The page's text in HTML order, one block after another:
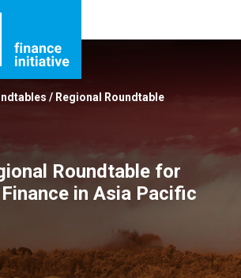
/ Regional Roundtable
Roundtable for
in Asia Pacific